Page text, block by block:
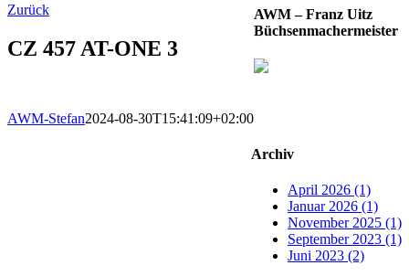
Zurück
CZ 457 AT-ONE 3
AWM-Stefan2024-08-30T15:41:09+02:00
Archiv
April 2026 (1)
Januar 2026 (1)
November 2025 (1)
September 2023 (1)
Juni 2023 (2)
AWM – Franz Uitz
Büchsenmachermeister